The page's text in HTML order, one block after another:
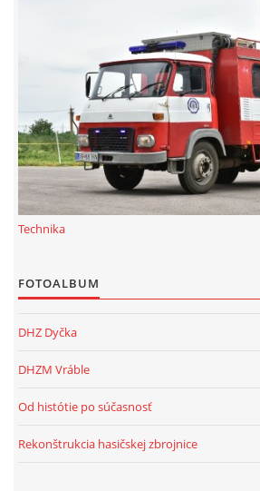
© 2026 eStránky.sk|Aktualizované
Technika
FOTOALBUM
DHZ Dyčka
DHZM Vráble
Od histótie po súčasnosť
Rekonštrukcia hasičskej zbrojnice